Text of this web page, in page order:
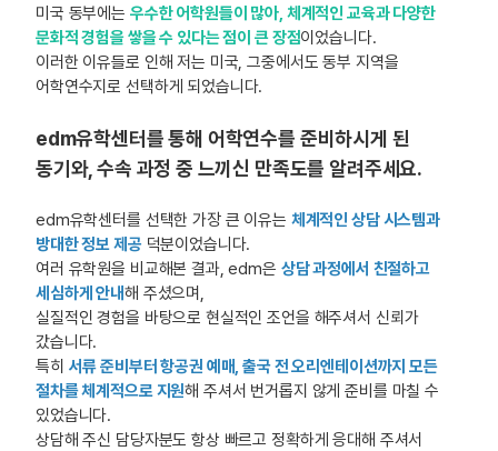
미국 동부에는 우수한 어학원들이 많아, 체계적인 교육과 다양한
문화적 경험을 쌓을 수 있다는 점이 큰 장점이었습니다.
이러한 이유들로 인해 저는 미국, 그중에서도 동부 지역을
어학연수지로 선택하게 되었습니다.
edm유학센터를 통해 어학연수를 준비하시게 된
동기와, 수속 과정 중 느끼신 만족도를 알려주세요.
edm유학센터를 선택한 가장 큰 이유는 체계적인 상담 시스템과
방대한 정보 제공덕분이었습니다.
여러 유학원을 비교해본 결과, edm은 상담 과정에서 친절하고
세심하게 안내해 주셨으며,
실질적인 경험을 바탕으로 현실적인 조언을 해주셔서 신뢰가
갔습니다.
특히 서류 준비부터 항공권 예매, 출국 전 오리엔테이션까지 모든
절차를 체계적으로 지원해 주셔서 번거롭지 않게 준비를 마칠 수
있었습니다.
상담해 주신 담당자분도 항상 빠르고 정확하게 응대해 주셔서